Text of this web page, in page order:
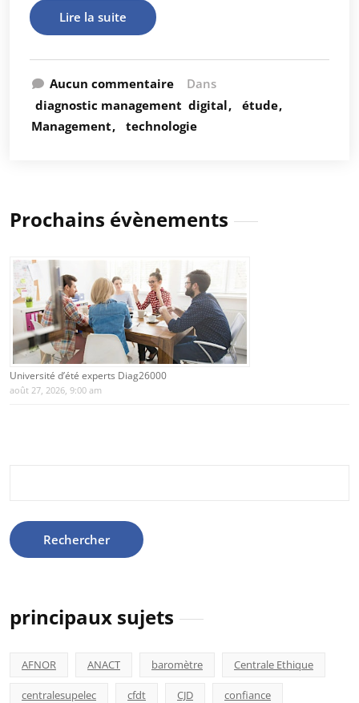
Lire la suite
Aucun commentaire
Dans
diagnostic management digital
étude
Management
technologie
Prochains évènements
Université d’été experts Diag26000
août 27, 2026, 9:00 am
principaux sujets
AFNOR ANACT baromètre Centrale Ethique
centralesupelec cfdt CJD confiance